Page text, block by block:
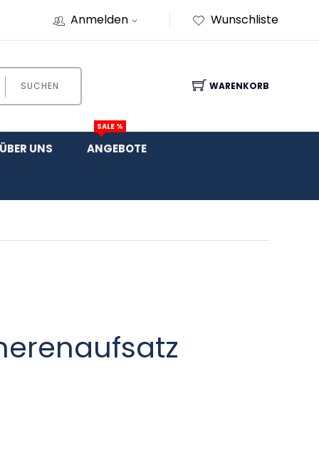
Anmelden Wunschliste
SUCHEN WARENKORB
UNS ANGEBOTE
SALE %